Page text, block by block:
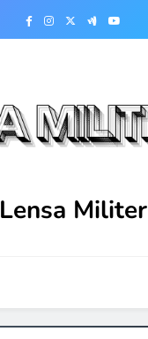
Lensa Militer